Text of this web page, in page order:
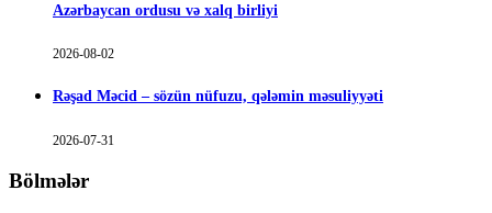
Azərbaycan ordusu və xalq birliyi
2026-08-02
Rəşad Məcid – sözün nüfuzu, qələmin məsuliyyəti
2026-07-31
Bölmələr